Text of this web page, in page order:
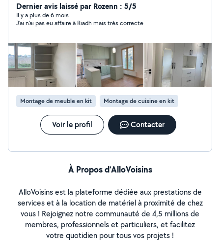
propose mes services pour: - peinture, rénovation et
bricolage d'intérieur. - montage et installation de
meubles. - commande et installation de vitres. - travaux
de satisfaire au mieux votre projet de base. Soucieux de
vos attentes je vous garantie un chantier propre grâce a
la mise en place de protections obligatoires. j'interviens
avec du matériel professionnel de qualité. Respect des
délais annoncés ensemble pour vos travaux. Je peux me
déplacer pour établir un devis gratuit dans tout le 06. Je
suis disponible pour tous renseignement.
Dernier avis laissé par Rozenn : 5/5
Il y a plus de 6 mois
J’ai n’ai pas eu affaire à Riadh mais très correcte
Montage de meuble en kit Montage de cuisine en kit
Voir le profil Contacter
À Propos d’AlloVoisins
AlloVoisins est la plateforme dédiée aux prestations de
services et à la location de matériel à proximité de chez
vous ! Rejoignez notre communauté de 4,5 millions de
membres, professionnels et particuliers, et facilitez
votre quotidien pour tous vos projets !